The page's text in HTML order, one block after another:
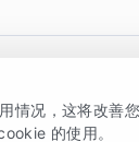
ICP备15038330号
情况，这将改善
的使用。